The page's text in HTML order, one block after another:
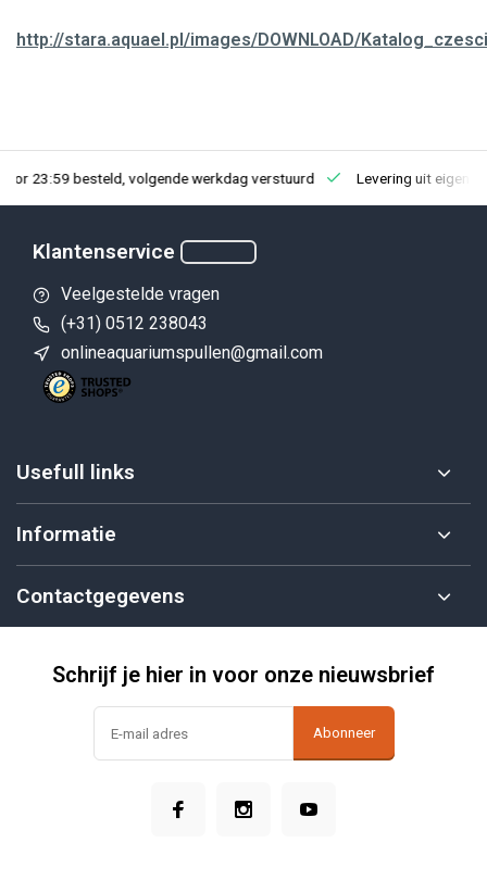
http://stara.aquael.pl/images/DOWNLOAD/
besteld, volgende werkdag verstuurd Levering uit eigen
Klantenservice
Veelgestelde vragen
(+31) 0512 238043
onlineaquariumspullen@gmail.com
Usefull links
Informatie
Contactgegevens
Schrijf je hier in voor onze nieuwsbrief
Abonneer